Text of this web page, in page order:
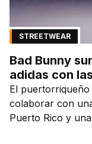
STREETWEAR
Bad Bunny
adidas con
El
colaborar con
Puerto Rico y